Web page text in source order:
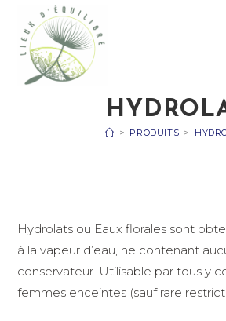
content
> PRODUITS >
Hydrolats ou Eaux florales sont
à la vapeur d’eau, ne contenant
conservateur. Utilisable par tous y
femmes enceintes (sauf rare